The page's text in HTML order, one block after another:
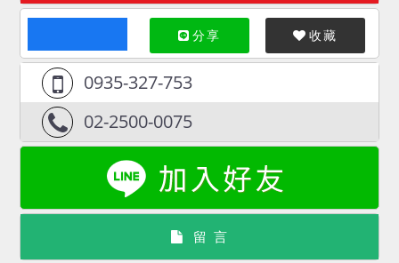
分享 收藏
0935-327-753
02-2500-0075
留 言